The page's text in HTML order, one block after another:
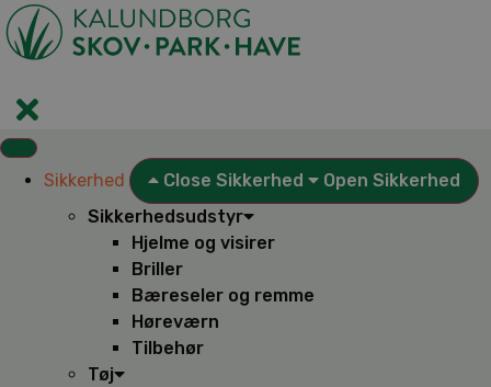
Videre
til
indhold
Sikkerhed Close Sikkerhed
Open Sikkerhed
Sikkerhedsudstyr
Hjelme og visirer
Briller
Bæreseler og remme
Høreværn
Tilbehør
Tøj